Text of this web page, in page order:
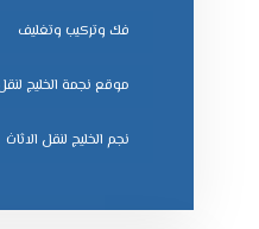
فك وتركيب وتغليف
موقع نجمة الخليج
نجم الخليج لنقل الاثاث